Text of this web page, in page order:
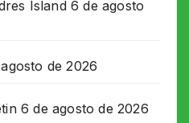
Island 6 de agosto
de 2026
6 de agosto de 2026